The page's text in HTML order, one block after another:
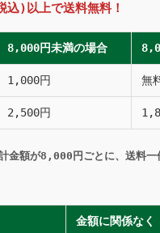
)以上で送料無料！
8,000円未満の場合
1,000円 無
2,500円
金額が8,000円ごとに、送料一
金額に関係なく